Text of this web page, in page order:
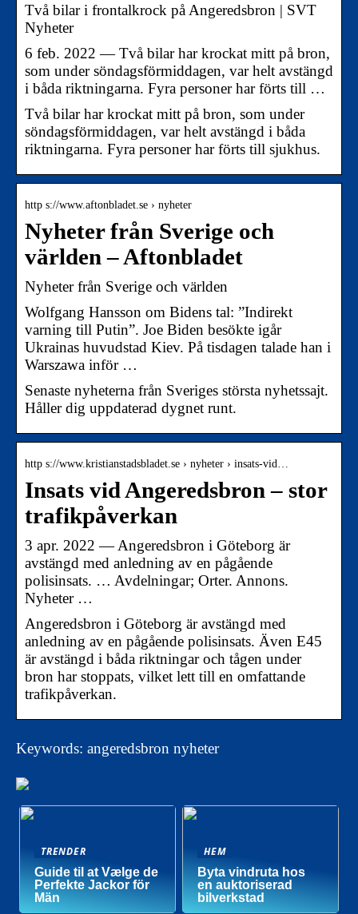
Två bilar i frontalkrock på Angeredsbron | SVT
Nyheter
6 feb. 2022 — Två bilar har krockat mitt på bron,
som under söndagsförmiddagen, var helt avstängd
i båda riktningarna. Fyra personer har förts till …
Två bilar har krockat mitt på bron, som under
söndagsförmiddagen, var helt avstängd i båda
riktningarna. Fyra personer har förts till sjukhus.
http s://www.aftonbladet.se › nyheter
Nyheter från Sverige och
världen – Aftonbladet
Nyheter från Sverige och världen
Wolfgang Hansson om Bidens tal: ”Indirekt
varning till Putin”. Joe Biden besökte igår
Ukrainas huvudstad Kiev. På tisdagen talade han i
Warszawa inför …
Senaste nyheterna från Sveriges största nyhetssajt.
Håller dig uppdaterad dygnet runt.
http s://www.kristianstadsbladet.se › nyheter › insats-vid…
Insats vid Angeredsbron – stor
trafikpåverkan
3 apr. 2022 — Angeredsbron i Göteborg är
avstängd med anledning av en pågående
polisinsats. … Avdelningar; Orter. Annons.
Nyheter …
Angeredsbron i Göteborg är avstängd med
anledning av en pågående polisinsats. Även E45
är avstängd i båda riktningar och tågen under
bron har stoppats, vilket lett till en omfattande
trafikpåverkan.
Keywords: angeredsbron nyheter
TRENDER
Guide til at Vælge de
Perfekte Jackor för
Män
HEM
Byta vindruta hos
en auktoriserad
bilverkstad